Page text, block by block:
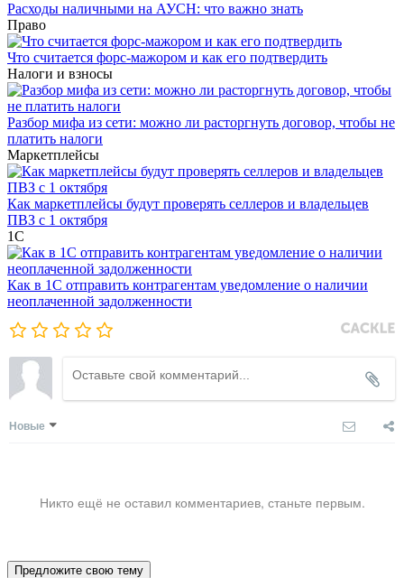
Расходы наличными на АУСН: что важно знать
Право
Что считается форс-мажором и как его подтвердить
Налоги и взносы
Разбор мифа из сети: можно ли расторгнуть договор, чтобы не
платить налоги
Маркетплейсы
Как маркетплейсы будут проверять селлеров и владельцев
ПВЗ с 1 октября
1С
Как в 1С отправить контрагентам уведомление о наличии
неоплаченной задолженности
Новые
Никто ещё не оставил комментариев, станьте первым.
Предложите свою тему